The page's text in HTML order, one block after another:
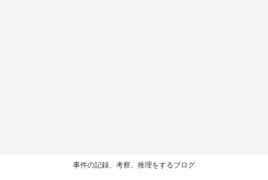
事件の記録、考察、推理をするブログ